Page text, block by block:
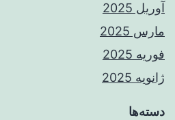
آوریل 2025
مارس 2025
فوریه 2025
ژانویه 2025
دسته‌ها